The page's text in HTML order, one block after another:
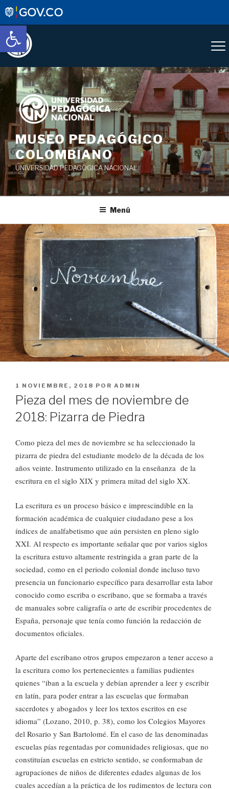
Abrir barra de herramientas
Saltar
al
contenido
MUSEO PEDAGÓGICO
COLOMBIANO
UNIVERSIDAD PEDAGÓGICA NACIONAL
Menú
PUBLICADO
EL
1 NOVIEMBRE, 2018 POR ADMIN
Pieza del mes de noviembre de
2018: Pizarra de Piedra
Como pieza del mes de noviembre se ha seleccionado la
pizarra de piedra del estudiante modelo de la década de los
años veinte. Instrumento utilizado en la enseñanza de la
escritura en el siglo XIX y primera mitad del siglo XX.
La escritura es un proceso básico e imprescindible en la
formación académica de cualquier ciudadano pese a los
índices de analfabetismo que aún persisten en pleno siglo
XXI. Al respecto es importante señalar que por varios siglos
la escritura estuvo altamente restringida a gran parte de la
sociedad, como en el periodo colonial donde incluso tuvo
presencia un funcionario específico para desarrollar esta labor
conocido como escriba o escribano, que se formaba a través
de manuales sobre caligrafía o arte de escribir procedentes de
España, personaje que tenía como función la redacción de
documentos oficiales.
Aparte del escribano otros grupos empezaron a tener acceso a
la escritura como los pertenecientes a familias pudientes
quienes “iban a la escuela y debían aprender a leer y escribir
en latín, para poder entrar a las escuelas que formaban
sacerdotes y abogados y leer los textos escritos en ese
idioma” (Lozano, 2010, p. 38), como los Colegios Mayores
del Rosario y San Bartolomé. En el caso de las denominadas
escuelas pías regentadas por comunidades religiosas, que no
constituían escuelas en estricto sentido, se conformaban de
agrupaciones de niños de diferentes edades algunas de los
cuales accedían a la práctica de los rudimentos de lectura con